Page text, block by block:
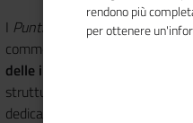
I Punti Impresa Digitalesono
commercio e di Unioncamere a
delle imprese
strutture di servizio localizzate
dedicate alla diffusione della
rendono più
per ottenere